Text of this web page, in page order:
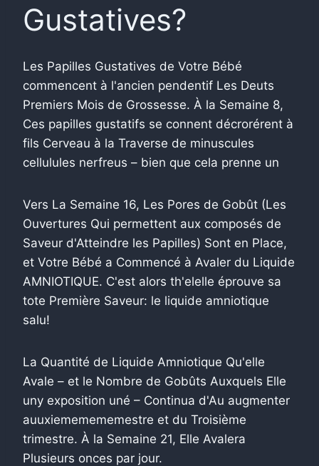
Gustatives?
Les Papilles Gustatives de Votre Bébé
commencent à l'ancien pendentif Les Deuts
Premiers Mois de Grossesse. À la Semaine 8,
Ces papilles gustatifs se connent décrorérent à
fils Cerveau à la Traverse de minuscules
cellulules nerfreus – bien que cela prenne un
Vers La Semaine 16, Les Pores de Gobût (Les
Ouvertures Qui permettent aux composés de
Saveur d'Atteindre les Papilles) Sont en Place,
et Votre Bébé a Commencé à Avaler du Liquide
AMNIOTIQUE. C'est alors th'elelle éprouve sa
tote Première Saveur: le liquide amniotique
salu!
La Quantité de Liquide Amniotique Qu'elle
Avale – et le Nombre de Gobûts Auxquels Elle
uny exposition uné – Continua d'Au augmenter
auuxiememememestre et du Troisième
trimestre. À la Semaine 21, Elle Avalera
Plusieurs onces par jour.